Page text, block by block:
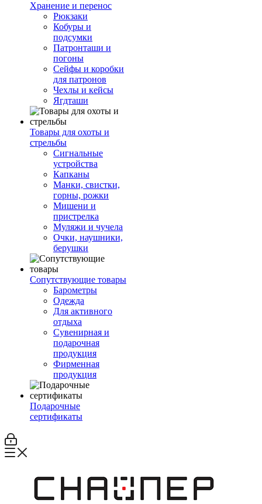
Хранение и перенос
Рюкзаки
Кобуры и
подсумки
Патронташи и
погоны
Сейфы и коробки
для патронов
Чехлы и кейсы
Ягдташи
Товары для охоты и
стрельбы
Сигнальные
устройства
Капканы
Манки, свистки,
горны, рожки
Мишени и
пристрелка
Муляжи и чучела
Очки, наушники,
берушки
Сопутствующие товары
Барометры
Одежда
Для активного
отдыха
Сувенирная и
подарочная
продукция
Фирменная
продукция
Подарочные
сертификаты